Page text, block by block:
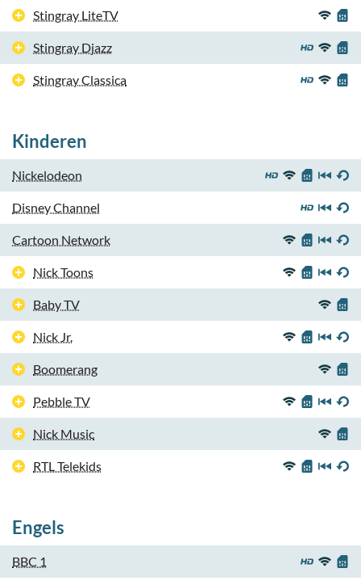
Stingray LiteTV
Stingray Djazz
Stingray Classica
Kinderen
Nickelodeon
Disney Channel
Cartoon Network
Nick Toons
Baby TV
Nick Jr.
Boomerang
Pebble TV
Nick Music
RTL Telekids
Engels
BBC 1